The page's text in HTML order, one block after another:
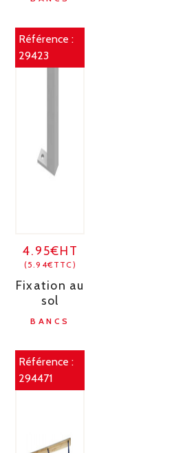
Référence :
29423
4.95€HT
(5.94€TTC)
Fixation au
sol
BANCS
Référence :
294471